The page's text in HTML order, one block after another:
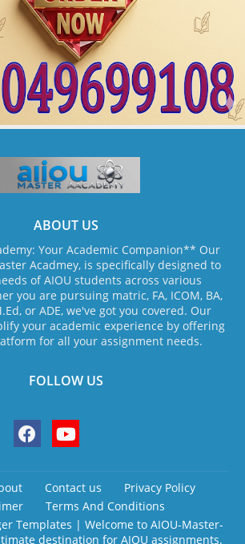
ABOUT US
Your Academic Companion** Our
Acadmey, is specifically designed to
of AIOU students across various
you are pursuing matric, FA, ICOM, BA,
or ADE, we've got you covered. Our
your academic experience by offering
for all your assignment needs.
FOLLOW US
Contact us
Privacy Policy
Terms And Conditions
Templates | Welcome to AIOU-Master-
destination for AIOU assignments.